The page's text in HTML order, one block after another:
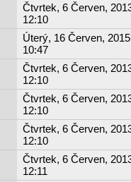
Čtvrtek, 6 Červen,
12:10
Úterý, 16 Červen,
10:47
Čtvrtek, 6 Červen,
12:10
Čtvrtek, 6 Červen,
12:10
Čtvrtek, 6 Červen,
12:10
Čtvrtek, 6 Červen,
12:11